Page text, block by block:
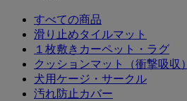
すべての商品
滑り止めタイルマット
１枚敷きカーペット・ラグ
クッションマット（衝撃吸収）
犬用ケージ・サークル
汚れ防止カバー